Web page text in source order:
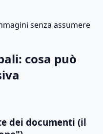
senza assumere
cosa può
dei documenti (il